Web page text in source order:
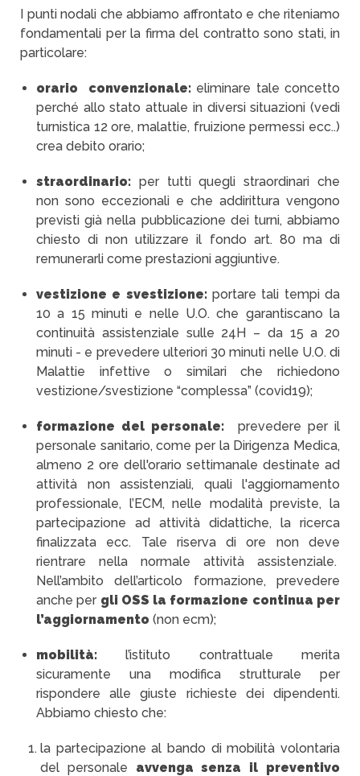
I punti nodali che abbiamo affrontato e che riteniamo
fondamentali per la firma del contratto sono stati, in
particolare:
orario convenzionale:eliminare tale concetto
perché allo stato attuale in diversi situazioni (vedi
turnistica 12 ore, malattie, fruizione permessi ecc..)
crea debito orario;
straordinario: per tutti quegli straordinari che
non sono eccezionali e che addirittura vengono
previsti già nella pubblicazione dei turni, abbiamo
chiesto di non utilizzare il fondo art. 80 ma di
remunerarli come prestazioni aggiuntive.
vestizione e svestizione:portare tali tempi da
10 a 15 minuti e nelle U.O. che garantiscano la
continuità assistenziale sulle 24H – da 15 a 20
minuti - e prevedere ulteriori 30 minuti nelle U.O. di
Malattie infettive o similari che richiedono
vestizione/svestizione “complessa” (covid19);
formazione del personale: prevedere per il
personale sanitario, come per la Dirigenza Medica,
almeno 2 ore dell'orario settimanale destinate ad
attività non assistenziali, quali l'aggiornamento
professionale, l’ECM, nelle modalità previste, la
partecipazione ad attività didattiche, la ricerca
finalizzata ecc. Tale riserva di ore non deve
rientrare nella normale attività assistenziale.
Nell’ambito dell’articolo formazione, prevedere
anche per gli OSS la formazione continua per
l’aggiornamento (non ecm);
mobilità: l’istituto contrattuale merita
sicuramente una modifica strutturale per
rispondere alle giuste richieste dei dipendenti.
Abbiamo chiesto che:
la partecipazione al bando di mobilità volontaria
del personale avvenga senza il preventivo